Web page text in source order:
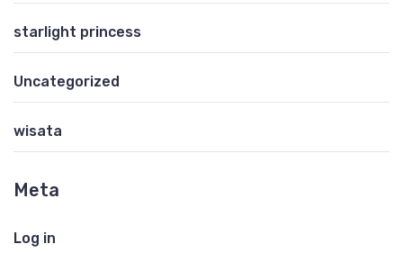
starlight princess
Uncategorized
wisata
Meta
Log in